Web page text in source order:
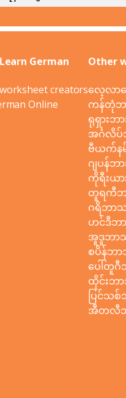
German
creators
Online
Other
လေ့လာရ
ကန်တုံဘ
ရုရှားဘ
အင်္ဂလိပ်
ဗီယက်န
ဂျပန်ဘ
ကိုရီးယာ
တူရကီဘ
ဂရိဘာသ
ဟင်ဒီဘာ
အူဒူဘာသ
စပိန်ဘာ
ပေါ်တူဂီ
ထိုင်းဘာ
ပြင်သ
အီတလီဘ